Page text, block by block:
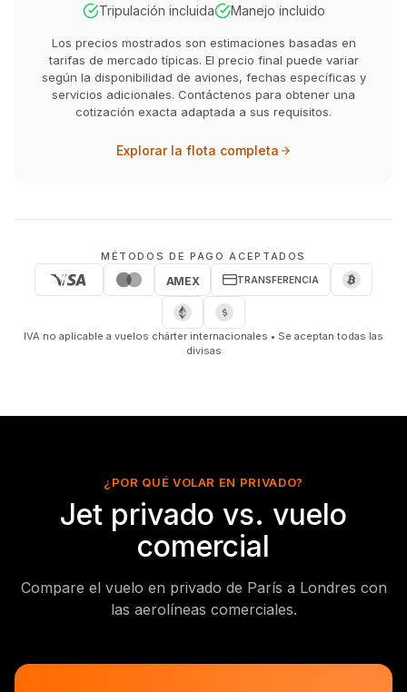
Tripulación incluida Manejo incluido
Los precios mostrados son estimaciones basadas en
tarifas de mercado típicas. El precio final puede variar
según la disponibilidad de aviones, fechas específicas y
servicios adicionales. Contáctenos para obtener una
cotización exacta adaptada a sus requisitos.
Explorar la flota completa
MÉTODOS DE PAGO ACEPTADOS
AMEX TRANSFERENCIA
IVA no aplicable a vuelos chárter internacionales • Se aceptan todas las
divisas
¿POR QUÉ VOLAR EN PRIVADO?
Jet privado vs. vuelo
comercial
Compare el vuelo en privado de París a Londres con
las aerolíneas comerciales.